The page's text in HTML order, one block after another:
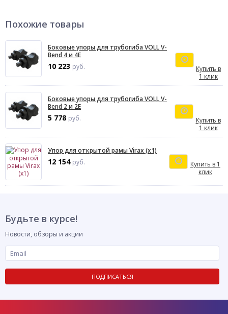
Похожие товары
Боковые упоры для трубогиба VOLL V-
Bend 4 и 4Е
10 223 руб.
Купить в
1 клик
Боковые упоры для трубогиба VOLL V-
Bend 2 и 2Е
5 778 руб.
Купить в
1 клик
Упор для открытой рамы Virax (x1)
12 154 руб.
Купить в 1
клик
Будьте в курсе!
Новости, обзоры и акции
ПОДПИСАТЬСЯ